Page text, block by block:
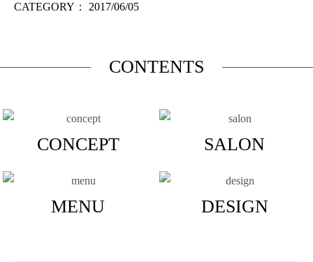
CATEGORY： 2017/06/05
CONTENTS
CONCEPT SALON
MENU DESIGN